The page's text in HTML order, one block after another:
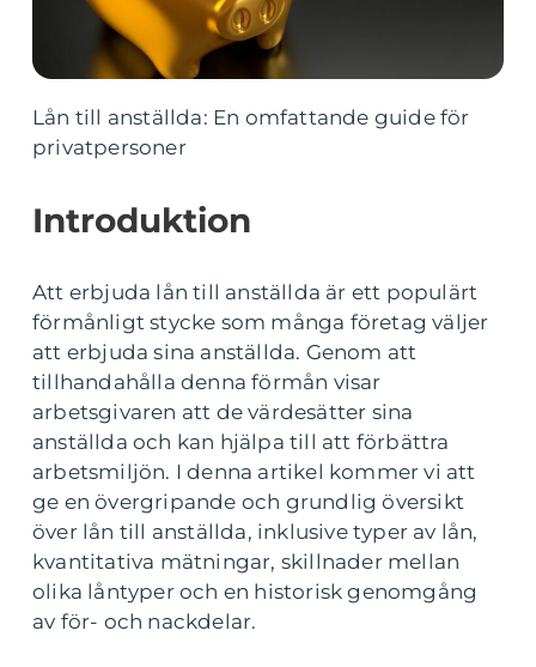
Lån till anställda: En omfattande guide för
privatpersoner
Introduktion
Att erbjuda lån till anställda är ett populärt
förmånligt stycke som många företag väljer
att erbjuda sina anställda. Genom att
tillhandahålla denna förmån visar
arbetsgivaren att de värdesätter sina
anställda och kan hjälpa till att förbättra
arbetsmiljön. I denna artikel kommer vi att
ge en övergripande och grundlig översikt
över lån till anställda, inklusive typer av lån,
kvantitativa mätningar, skillnader mellan
olika låntyper och en historisk genomgång
av för- och nackdelar.